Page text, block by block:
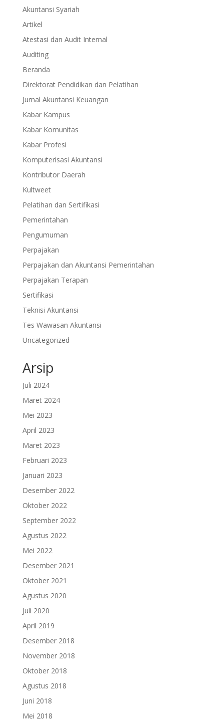
Akuntansi Syariah
Artikel
Atestasi dan Audit Internal
Auditing
Beranda
Direktorat Pendidikan dan Pelatihan
Jurnal Akuntansi Keuangan
Kabar Kampus
Kabar Komunitas
Kabar Profesi
Komputerisasi Akuntansi
Kontributor Daerah
Kultweet
Pelatihan dan Sertifikasi
Pemerintahan
Pengumuman
Perpajakan
Perpajakan dan Akuntansi Pemerintahan
Perpajakan Terapan
Sertifikasi
Teknisi Akuntansi
Tes Wawasan Akuntansi
Uncategorized
Arsip
Juli 2024
Maret 2024
Mei 2023
April 2023
Maret 2023
Februari 2023
Januari 2023
Desember 2022
Oktober 2022
September 2022
Agustus 2022
Mei 2022
Desember 2021
Oktober 2021
Agustus 2020
Juli 2020
April 2019
Desember 2018
November 2018
Oktober 2018
Agustus 2018
Juni 2018
Mei 2018